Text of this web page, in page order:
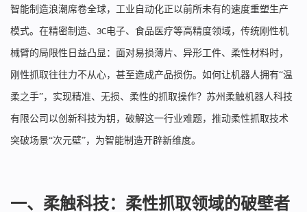
智能制造浪潮席卷全球，工业自动化正以前所未有的速度重塑生产
模式。在精密制造、 3C电子、食品医疗等高精度领域，传统刚性机
械臂的局限性日益凸显：面对易损薄片、异形工件、柔性材料时，
刚性抓取往往力不从心，甚至造成产品损伤。如何让机器人拥有“温
柔之手”，实现精准、无损、柔性的抓取操作？苏州柔触机器人科技
有限公司以创新科技为钥，破解这一行业难题，推动柔性抓取技术
突破场景“次元壁”，为智能制造开辟新维度。
一、柔触科技：柔性抓取领域的破壁者